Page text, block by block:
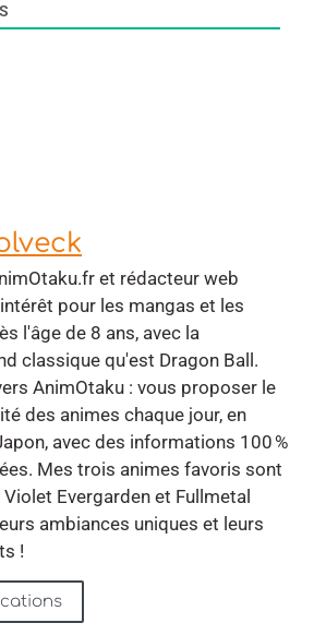
et rédacteur web
pour les mangas et les
l'âge de 8 ans, avec la
classique qu'est Dragon Ball.
AnimOtaku : vous proposer le
des animes chaque jour, en
avec des informations 100 %
Mes trois animes favoris sont
Evergarden et Fullmetal
ambiances uniques et leurs
!